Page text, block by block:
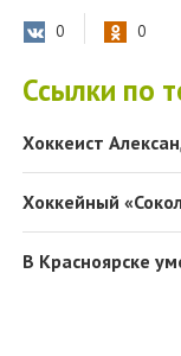
0 0
Ссылки по
Хоккеист
Хоккейный
В Красноярске